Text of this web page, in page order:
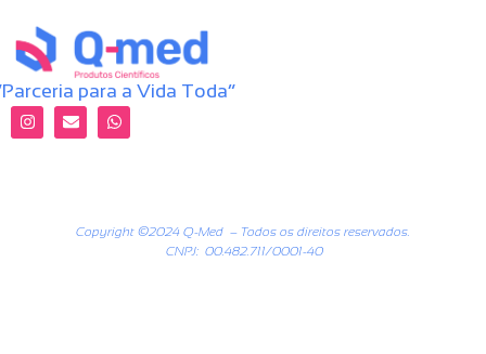
para a Vida Toda”
Copyright ©2024 Q-Med – Todos os direitos reservados.
CNPJ: 00.482.711/0001-40